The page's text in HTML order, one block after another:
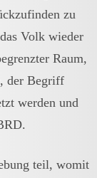
zu
Volk wieder
Raum,
der Begriff
werden und
teil, womit